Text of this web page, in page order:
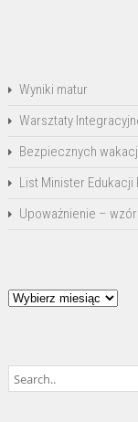
Wyniki matur
Warsztaty
Bezpiecznych
List Minister Edukacji
Upoważnienie – wzór
Archiwum